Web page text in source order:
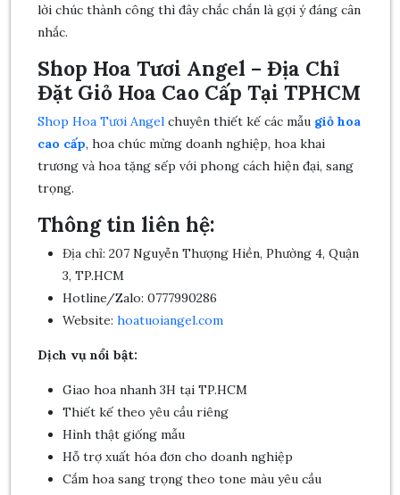
lời chúc thành công thì đây chắc chắn là gợi ý đáng cân
nhắc.
Shop Hoa Tươi Angel – Địa Chỉ
Đặt Giỏ Hoa Cao Cấp Tại TPHCM
Shop Hoa Tươi Angelchuyên thiết kế các mẫu giỏ hoa
cao cấp, hoa chúc mừng doanh nghiệp, hoa khai
trương và hoa tặng sếp với phong cách hiện đại, sang
trọng.
Thông tin liên hệ:
Địa chỉ: 207 Nguyễn Thượng Hiền, Phường 4, Quận
3, TP.HCM
Hotline/Zalo: 0777990286
Website: hoatuoiangel.com
Dịch vụ nổi bật:
Giao hoa nhanh 3H tại TP.HCM
Thiết kế theo yêu cầu riêng
Hình thật giống mẫu
Hỗ trợ xuất hóa đơn cho doanh nghiệp
Cắm hoa sang trọng theo tone màu yêu cầu